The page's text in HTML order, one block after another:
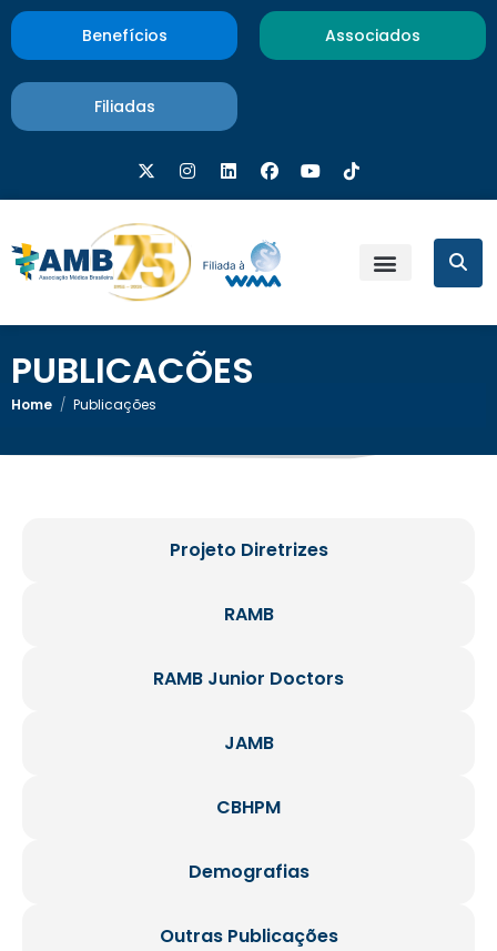
Benefícios Associados
Filiadas
PUBLICAÇÕES
Home / Publicações
Projeto Diretrizes
RAMB
RAMB Junior Doctors
JAMB
CBHPM
Demografias
Outras Publicações